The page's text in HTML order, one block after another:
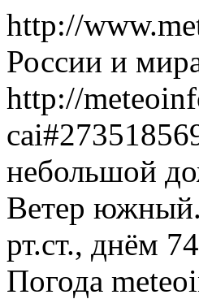
http://
России и
http://
небольшой
Ветер
рт.ст., днём
Погода